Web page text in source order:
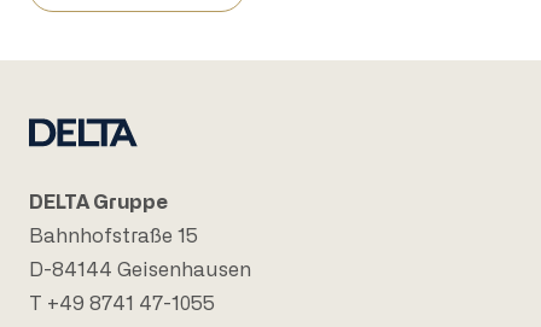
DELTA Gruppe
Bahnhofstraße 15
D-84144 Geisenhausen
T +49 8741 47-1055